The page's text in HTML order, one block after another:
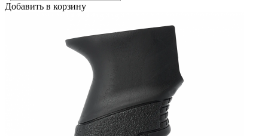
Добавить в корзину